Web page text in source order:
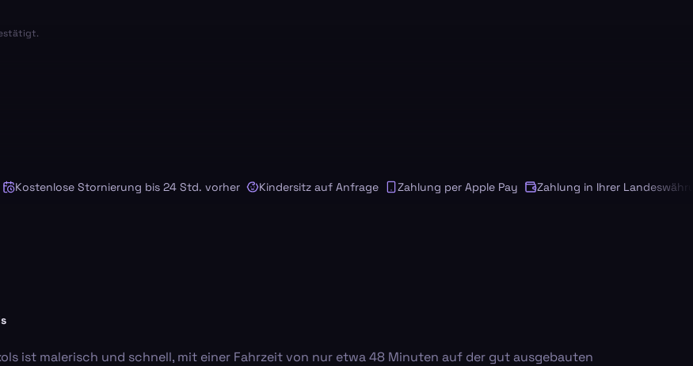
Stornierung bis 24 Std. vorher Kindersitz auf Anfrage Zahlung per Apple Pay Zahlung in Ihrer Landeswährung
ist malerisch und schnell, mit einer Fahrzeit von nur etwa 48 Minuten auf der gut ausgebauten